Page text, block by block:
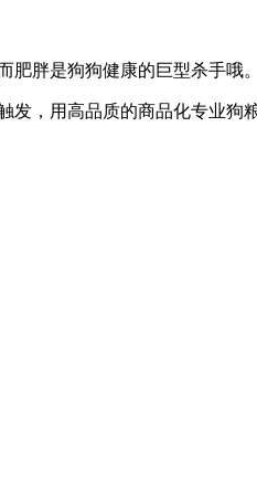
肥胖是狗狗健康的巨型杀手哦。
发，用高品质的商品化专业狗